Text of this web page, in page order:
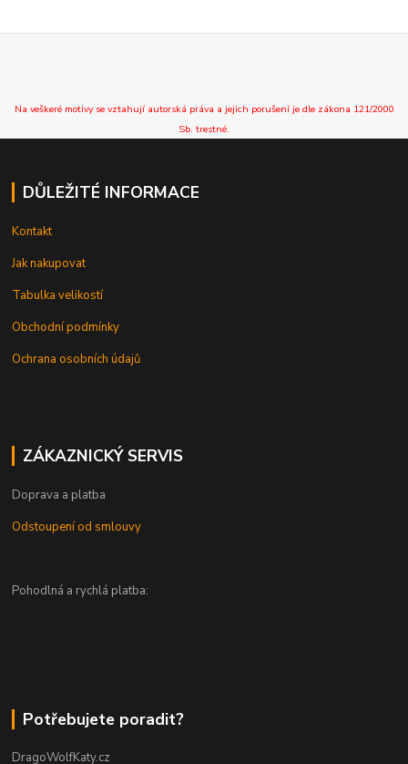
Na veškeré motivy se vztahují autorská práva a jejich porušení je dle zákona 121/2000
Sb. trestné.
DŮLEŽITÉ INFORMACE
Kontakt
Jak nakupovat
Tabulka velikostí
Obchodní podmínky
Ochrana osobních údajů
ZÁKAZNICKÝ SERVIS
Doprava a platba
Odstoupení od smlouvy
Pohodlná a rychlá platba:
Potřebujete poradit?
DragoWolfKaty.cz